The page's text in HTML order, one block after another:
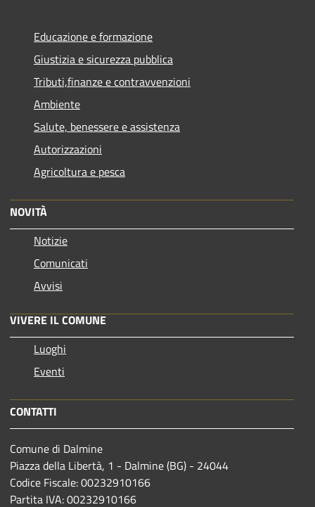
Educazione e formazione
Giustizia e sicurezza pubblica
Tributi,finanze e contravvenzioni
Ambiente
Salute, benessere e assistenza
Autorizzazioni
Agricoltura e pesca
NOVITÀ
Notizie
Comunicati
Avvisi
VIVERE IL COMUNE
Luoghi
Eventi
CONTATTI
Comune di Dalmine
Piazza della Libertà, 1 - Dalmine (BG) - 24044
Codice Fiscale: 00232910166
Partita IVA: 00232910166